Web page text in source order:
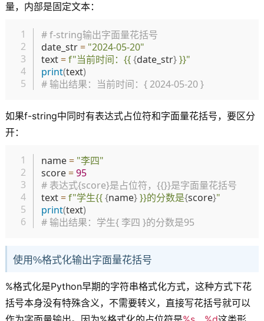
量，内部是固定文本：
# f-string输出字面量花括号
date_str = "2024-05-20"
text =f"当前时间：{{ {date_str} }}"
print(text)
# 输出结果：当前时间：{ 2024-05-20 }
如果f-string中同时有表达式占位符和字面量花括号，要区分
开：
name = "李四"
score =95
# 表达式{score}是占位符，{{}}是字面量花括号
text =f"学生{{ {name} }}的分数是{score}"
print(text)
# 输出结果：学生{ 李四 }的分数是95
使用%格式化输出字面量花括号
%格式化是Python早期的字符串格式化方式，这种方式下花
括号本身没有特殊含义，不需要转义，直接写花括号就可以